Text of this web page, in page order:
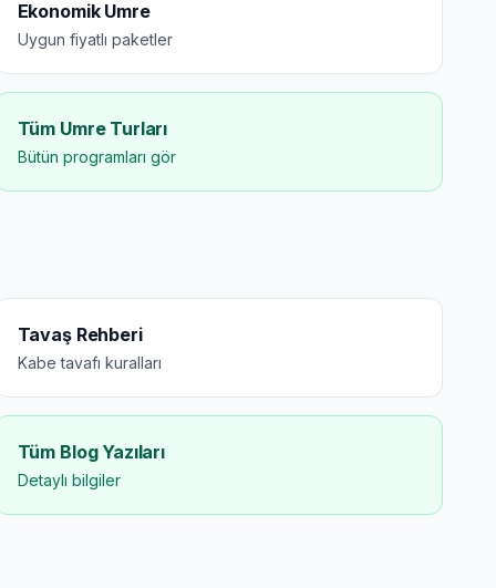
Ekonomik Umre
Uygun fiyatlı paketler
Tüm Umre Turları
Bütün programları gör
Tavaş Rehberi
Kabe tavafı kuralları
Tüm Blog Yazıları
Detaylı bilgiler